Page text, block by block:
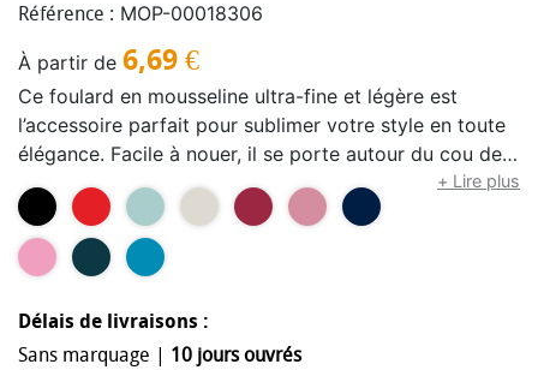
Référence : MOP-00018306
À partir de 6,69 €
Ce foulard en mousseline ultra-fine et légère est
l’accessoire parfait pour sublimer votre style en toute
élégance. Facile à nouer, il se porte autour du cou de
multiples façons, apportant une touche sophistiquée
et aérienne à chacune de vos tenues. Son tissu délicat
offre un confort incomparable tout en ajoutant une
note de féminité et de raffinement. Polyvalent et chic,
robe, idéal pour compléter vos looks au quotidien ou
pour les occasions spéciales. Sous réserve des stocks
+ Lire plus
Délais de livraisons :
Sans marquage | 10 jours ouvrés